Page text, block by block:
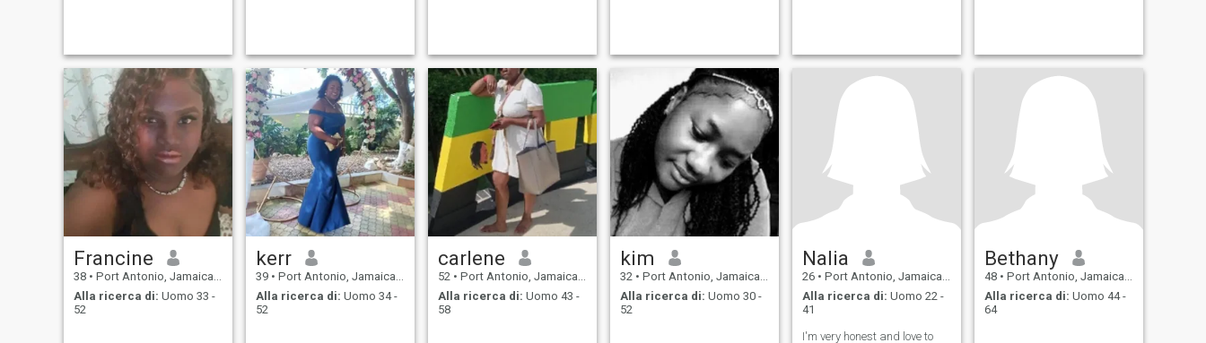
Francine
38 • Port Antonio, Jamaica, Giamaica
Alla ricerca di: Uomo 33 -
52
kerr
39 • Port Antonio, Jamaica, Giamaica
Alla ricerca di: Uomo 34 -
52
carlene
52 • Port Antonio, Jamaica, Giamaica
Alla ricerca di: Uomo 43 -
58
kim
32 • Port Antonio, Jamaica, Giamaica
Alla ricerca di: Uomo 30 -
52
Nalia
26 • Port Antonio, Jamaica, Giamaica
Alla ricerca di: Uomo 22 -
41
I'm very honest and love to
Bethany
48 • Port Antonio, Jamaica, Giamaica
Alla ricerca di: Uomo 44 -
64